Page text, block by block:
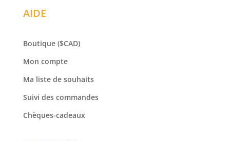
AIDE
Boutique($CAD)
Mon compte
Ma liste de souhaits
Suivi des commandes
Chèques-cadeaux